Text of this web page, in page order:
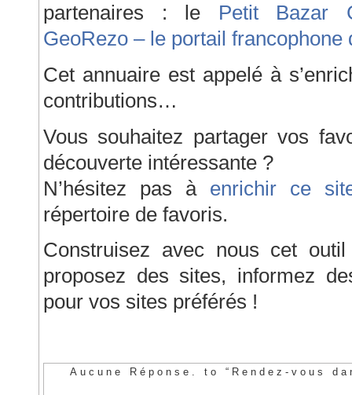
partenaires : le Petit Bazar
GeoRezo – le portail francophone
Cet annuaire est appelé à
contributions…
Vous souhaitez partager vos
découverte intéressante ?
N’hésitez pas à enrichir ce
répertoire de favoris.
Construisez avec nous cet
proposez des sites, informez
pour vos sites préférés !
Aucune Réponse. to “Rendez-vous